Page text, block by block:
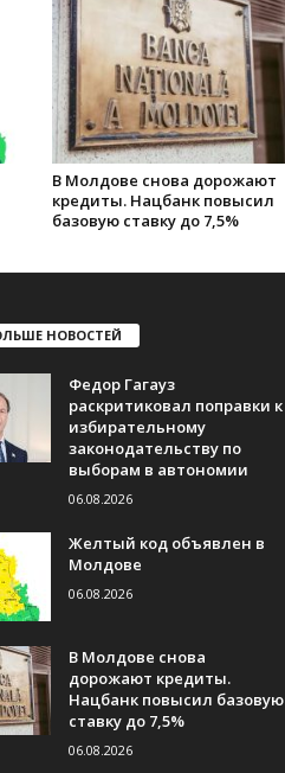
В Молдове снова дорожают
кредиты. Нацбанк повысил
базовую ставку до 7,5%
НОВОСТЕЙ
Федор Гагауз
раскритиковал поправки к
избирательному
законодательству по
выборам в автономии
06.08.2026
Желтый код объявлен в
Молдове
06.08.2026
В Молдове снова
дорожают кредиты.
Нацбанк повысил базовую
ставку до 7,5%
06.08.2026